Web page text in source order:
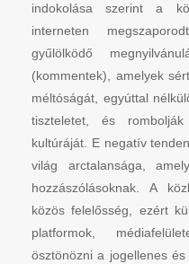
indokolása szerint a
interneten
gyűlölködő
(kommentek), amelyek
méltóságát, egyúttal
tiszteletet, és
kultúráját. E negatív
világ arctalansága,
hozzászólásoknak. A
közös felelősség, ezért
platformok,
ösztönözni a jogellenes